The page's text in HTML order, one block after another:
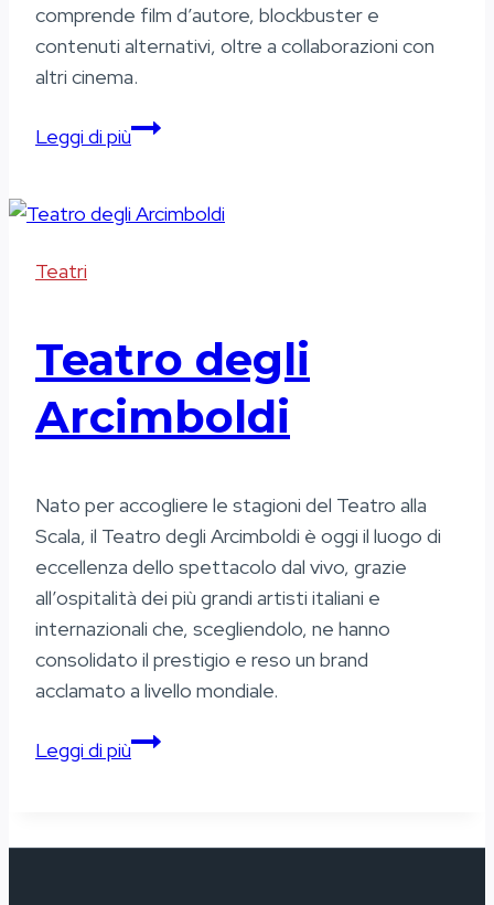
comprende film d’autore, blockbuster e
contenuti alternativi, oltre a collaborazioni con
altri cinema.
Leggi di piùCinema
Teatri
Teatro degli
Arcimboldi
Nato per accogliere le stagioni del Teatro alla
Scala, il Teatro degli Arcimboldi è oggi il luogo di
eccellenza dello spettacolo dal vivo, grazie
all’ospitalità dei più grandi artisti italiani e
internazionali che, scegliendolo, ne hanno
consolidato il prestigio e reso un brand
acclamato a livello mondiale.
Leggi di piùTeatro